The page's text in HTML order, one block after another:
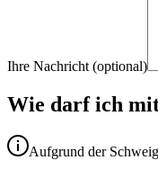
Ihre Nachricht (optional)
Wie darf ich
Aufgrund der